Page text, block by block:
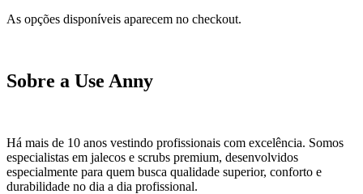
As opções disponíveis aparecem no checkout.
Sobre a Use Anny
Há mais de 10 anos vestindo profissionais com excelência. Somos
especialistas em jalecos e scrubs premium, desenvolvidos
especialmente para quem busca qualidade superior, conforto e
durabilidade no dia a dia profissional.